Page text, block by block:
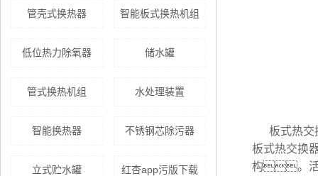
管壳式换热器 智能板式换热机组
低位热力除氧器 储水罐
管式换热机组 水处理装置
智能换热器 不锈钢芯除污器
立式贮水罐 红杏app污版下载
板式热
板式热交换
构。活